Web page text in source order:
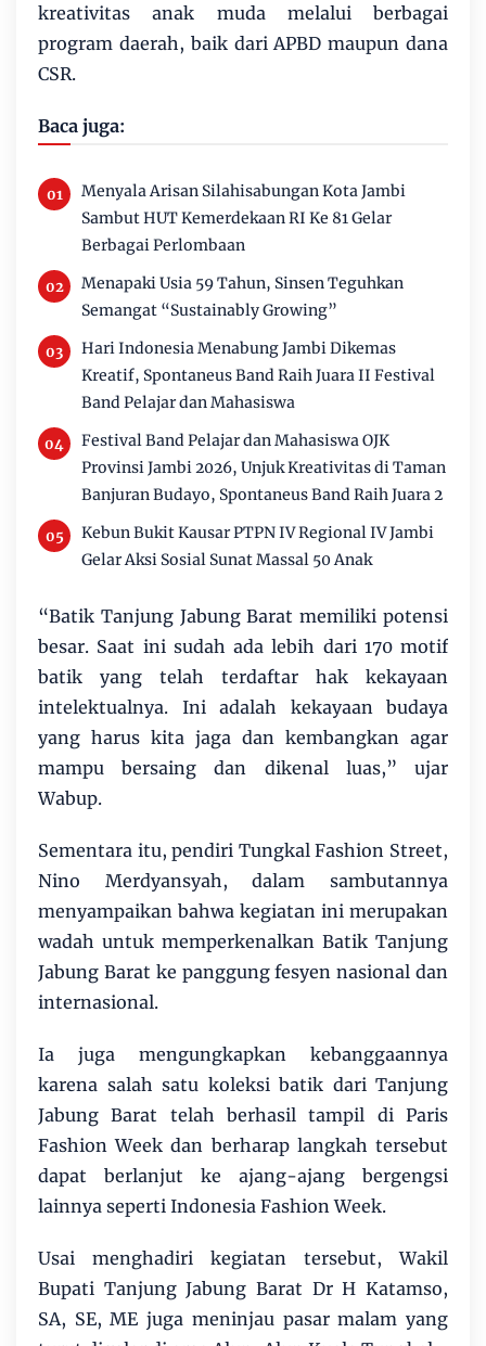
kreativitas anak muda melalui berbagai
program daerah, baik dari APBD maupun dana
CSR.
Baca juga:
Menyala Arisan Silahisabungan Kota Jambi
Sambut HUT Kemerdekaan RI Ke 81 Gelar
Berbagai Perlombaan
Menapaki Usia 59 Tahun, Sinsen Teguhkan
Semangat “Sustainably Growing”
Hari Indonesia Menabung Jambi Dikemas
Kreatif, Spontaneus Band Raih Juara II Festival
Band Pelajar dan Mahasiswa
Festival Band Pelajar dan Mahasiswa OJK
Provinsi Jambi 2026, Unjuk Kreativitas di Taman
Banjuran Budayo, Spontaneus Band Raih Juara 2
Kebun Bukit Kausar PTPN IV Regional IV Jambi
Gelar Aksi Sosial Sunat Massal 50 Anak
“Batik Tanjung Jabung Barat memiliki potensi
besar. Saat ini sudah ada lebih dari 170 motif
batik yang telah terdaftar hak kekayaan
intelektualnya. Ini adalah kekayaan budaya
yang harus kita jaga dan kembangkan agar
mampu bersaing dan dikenal luas,” ujar
Wabup.
Sementara itu, pendiri Tungkal Fashion Street,
Nino Merdyansyah, dalam sambutannya
menyampaikan bahwa kegiatan ini merupakan
wadah untuk memperkenalkan Batik Tanjung
Jabung Barat ke panggung fesyen nasional dan
internasional.
Ia juga mengungkapkan kebanggaannya
karena salah satu koleksi batik dari Tanjung
Jabung Barat telah berhasil tampil di Paris
Fashion Week dan berharap langkah tersebut
dapat berlanjut ke ajang-ajang bergengsi
lainnya seperti Indonesia Fashion Week.
Usai menghadiri kegiatan tersebut, Wakil
Bupati Tanjung Jabung Barat Dr H Katamso,
SA, SE, ME juga meninjau pasar malam yang